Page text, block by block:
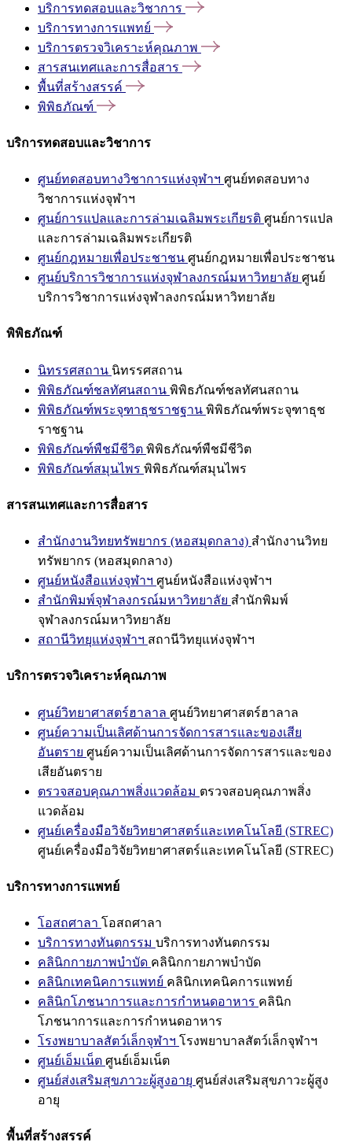
บริการทดสอบและวิชาการ
บริการทางการแพทย์
บริการตรวจวิเคราะห์คุณภาพ
สารสนเทศและการสื่อสาร
พื้นที่สร้างสรรค์
พิพิธภัณฑ์
บริการทดสอบและวิชาการ
ศูนย์ทดสอบทางวิชาการแห่งจุฬาฯ ศูนย์ทดสอบทาง
วิชาการแห่งจุฬาฯ
ศูนย์การแปลและการล่ามเฉลิมพระเกียรติ ศูนย์การแปล
และการล่ามเฉลิมพระเกียรติ
ศูนย์กฎหมายเพื่อประชาชน ศูนย์กฎหมายเพื่อประชาชน
ศูนย์บริการวิชาการแห่งจุฬาลงกรณ์มหาวิทยาลัย ศูนย์
บริการวิชาการแห่งจุฬาลงกรณ์มหาวิทยาลัย
พิพิธภัณฑ์
นิทรรศสถาน นิทรรศสถาน
พิพิธภัณฑ์ชลทัศนสถาน พิพิธภัณฑ์ชลทัศนสถาน
พิพิธภัณฑ์พระจุฑาธุชราชฐาน พิพิธภัณฑ์พระจุฑาธุช
ราชฐาน
พิพิธภัณฑ์พืชมีชีวิต พิพิธภัณฑ์พืชมีชีวิต
พิพิธภัณฑ์สมุนไพร พิพิธภัณฑ์สมุนไพร
สารสนเทศและการสื่อสาร
สำนักงานวิทยทรัพยากร (หอสมุดกลาง) สำนักงานวิทย
ทรัพยากร (หอสมุดกลาง)
ศูนย์หนังสือแห่งจุฬาฯ ศูนย์หนังสือแห่งจุฬาฯ
สำนักพิมพ์จุฬาลงกรณ์มหาวิทยาลัย สำนักพิมพ์
จุฬาลงกรณ์มหาวิทยาลัย
สถานีวิทยุแห่งจุฬาฯ สถานีวิทยุแห่งจุฬาฯ
บริการตรวจวิเคราะห์คุณภาพ
ศูนย์วิทยาศาสตร์ฮาลาล ศูนย์วิทยาศาสตร์ฮาลาล
ศูนย์ความเป็นเลิศด้านการจัดการสารและของเสีย
อันตราย ศูนย์ความเป็นเลิศด้านการจัดการสารและของ
เสียอันตราย
ตรวจสอบคุณภาพสิ่งแวดล้อม ตรวจสอบคุณภาพสิ่ง
แวดล้อม
ศูนย์เครื่องมือวิจัยวิทยาศาสตร์และเทคโนโลยี (STREC)
ศูนย์เครื่องมือวิจัยวิทยาศาสตร์และเทคโนโลยี (STREC)
บริการทางการแพทย์
โอสถศาลา โอสถศาลา
บริการทางทันตกรรม บริการทางทันตกรรม
คลินิกกายภาพบำบัด คลินิกกายภาพบำบัด
คลินิกเทคนิคการแพทย์ คลินิกเทคนิคการแพทย์
คลินิกโภชนาการและการกำหนดอาหาร คลินิก
โภชนาการและการกำหนดอาหาร
โรงพยาบาลสัตว์เล็กจุฬาฯ โรงพยาบาลสัตว์เล็กจุฬาฯ
ศูนย์เอ็มเน็ต ศูนย์เอ็มเน็ต
ศูนย์ส่งเสริมสุขภาวะผู้สูงอายุ ศูนย์ส่งเสริมสุขภาวะผู้สูง
อายุ
พื้นที่สร้างสรรค์